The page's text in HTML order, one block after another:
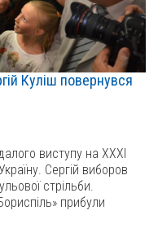
Куліш повернувся
виступу на ХХХІ
Сергій виборов
стрільби.
прибули